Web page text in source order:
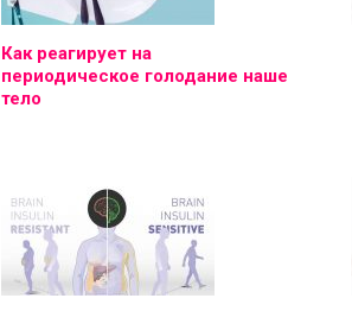
Как реагирует на
периодическое голодание наше
тело